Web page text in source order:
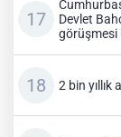
Devlet
görüşmesi
2 bin